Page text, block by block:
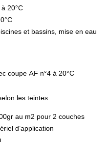
20°C
et bassins, mise en eau
coupe AF n°4 à 20°C
les teintes
au m2 pour 2 couches
d’application